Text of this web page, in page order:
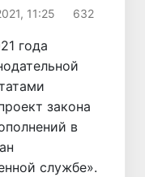
11:25 632
года
закона
в
службе».